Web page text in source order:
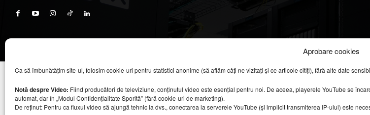
Aprobare cookies
Ca să îmbunătățim site-ul, folosim cookie-uri pentru statistici anonime (să aflăm câți ne vizitați și ce articole citiți), fără alte date
Notă despre Video: Fiind producători de televiziune, conținutul video este esențial pentru noi. De aceea, playerele YouTube se
automat, dar în „Modul Confidențialitate Sporită” (fără cookie-uri de marketing).
De reținut: Pentru ca fluxul video să ajungă tehnic la dvs., conectarea la serverele YouTube (și implicit transmiterea IP-ului) este